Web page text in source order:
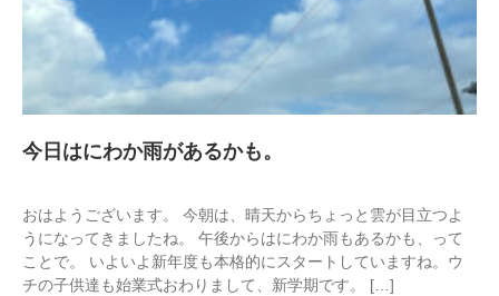
今日はにわか雨があるかも。
おはようございます。 今朝は、晴天からちょっと雲が目立つよ
うになってきましたね。 午後からはにわか雨もあるかも、って
ことで。 いよいよ新年度も本格的にスタートしていますね。ウ
チの子供達も始業式おわりまして、新学期です。 […]